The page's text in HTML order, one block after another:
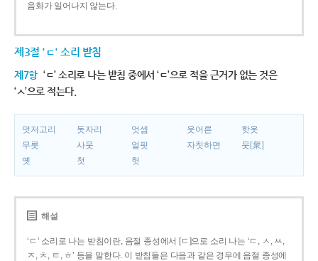
음화가 일어나지 않는다.
제3절 'ㄷ' 소리 받침
제7항 ‘ㄷ’ 소리로 나는 받침 중에서 ‘ㄷ’으로 적을 근거가 없는 것은
‘ㅅ’으로 적는다.
덧저고리 돗자리 엇셈 웃어른
핫옷
무릇
사뭇 얼핏 자칫하면
뭇[衆]
옛
첫 헛
해설
‘ㄷ’ 소리로 나는 받침이란, 음절 종성에서 [ㄷ]으로 소리 나는 ‘ㄷ, ㅅ, ㅆ,
ㅈ, ㅊ, ㅌ, ㅎ’ 등을 말한다. 이 받침들은 다음과 같은 경우에 음절 종성에